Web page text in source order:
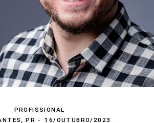
PROFISSIONAL
PR
16/OUTUBRO/2023